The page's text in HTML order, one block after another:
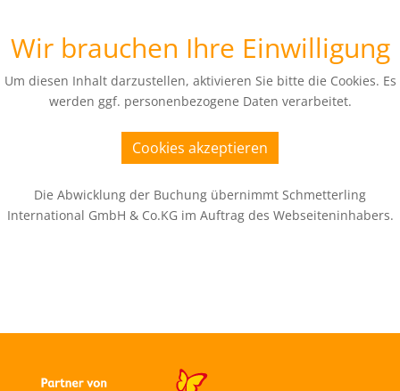
Wir brauchen Ihre Einwilligung
Um diesen Inhalt darzustellen, aktivieren Sie bitte die Cookies. Es
werden ggf. personenbezogene Daten verarbeitet.
Cookies akzeptieren
Die Abwicklung der Buchung übernimmt Schmetterling
International GmbH & Co.KG im Auftrag des Webseiteninhabers.